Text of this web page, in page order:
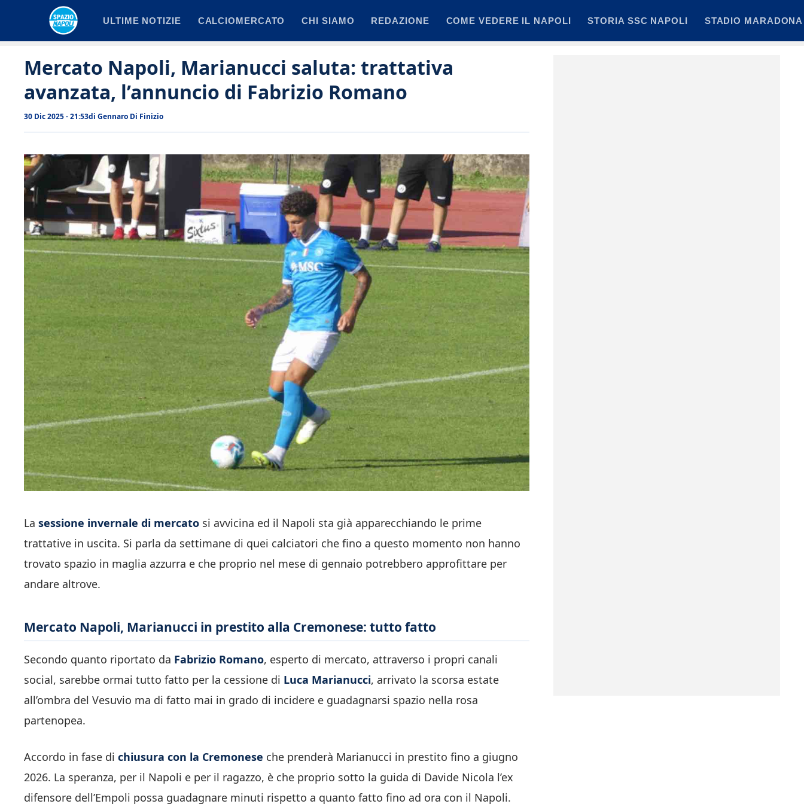
ULTIME NOTIZIE CALCIOMERCATO CHI SIAMO REDAZIONE COME VEDERE IL NAPOLI STORIA SSC NAPOLI STADIO MARADONA
Mercato Napoli, Marianucci saluta: trattativa
avanzata, l’annuncio di Fabrizio Romano
30 Dic 2025 - 21:53di Gennaro Di Finizio
La sessione invernale di mercato si avvicina ed il Napoli sta già apparecchiando le prime
trattative in uscita. Si parla da settimane di quei calciatori che fino a questo momento non hanno
trovato spazio in maglia azzurra e che proprio nel mese di gennaio potrebbero approfittare per
andare altrove.
Mercato Napoli, Marianucci in prestito alla Cremonese: tutto fatto
Secondo quanto riportato da Fabrizio Romano, esperto di mercato, attraverso i propri canali
social, sarebbe ormai tutto fatto per la cessione di Luca Marianucci, arrivato la scorsa estate
all’ombra del Vesuvio ma di fatto mai in grado di incidere e guadagnarsi spazio nella rosa
partenopea.
Accordo in fase di chiusura con la Cremonese che prenderà Marianucci in prestito fino a giugno
2026. La speranza, per il Napoli e per il ragazzo, è che proprio sotto la guida di Davide Nicola l’ex
difensore dell’Empoli possa guadagnare minuti rispetto a quanto fatto fino ad ora con il Napoli.